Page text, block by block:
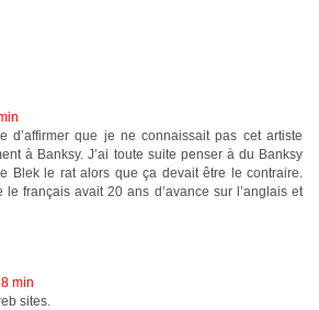
d’affirmer que je ne connaissait pas cet artiste
à Banksy. J’ai toute suite penser à du Banksy
Blek le rat alors que ça devait être le contraire.
français avait 20 ans d’avance sur l’anglais et
min
sites.